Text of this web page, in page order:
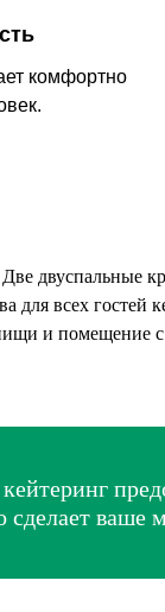
комфортно
для всех
и помещение
ваше